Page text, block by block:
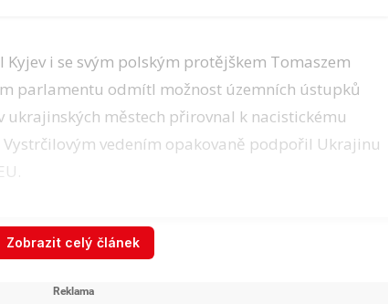
Kyjev i se svým polským protějškem Tomaszem
parlamentu odmítl možnost územních ústupků
ukrajinských městech přirovnal k nacistickému
Vystrčilovým vedením opakovaně podpořil Ukrajinu
Zobrazit celý článek